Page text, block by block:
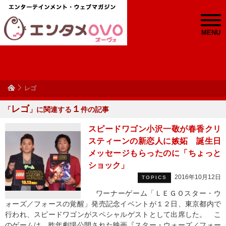
MENU
レゴ
「レゴ 」に関連する １ 件の記事
スピードワゴン小沢一敬が春香クリ
スティーンの新恋人に嫉妬 誕生日
メッセージもらったのに「ちょっと
ショック」
TOPICS 2016年10月12日
ワーナーゲーム「ＬＥＧＯスター・ウ
ォーズ／フォースの覚醒」発売記念イベントが１２日、東京都内で
行われ、スピードワゴンがスペシャルゲストとして出席した。 こ